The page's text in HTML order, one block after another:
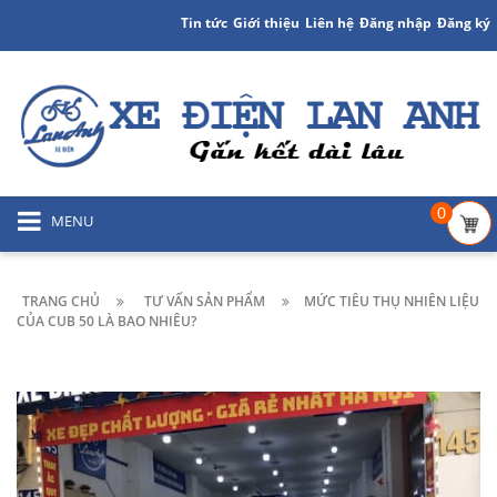
Tin tức Giới thiệu Liên hệ Đăng nhập Đăng ký
MENU 0
TRANG CHỦ TƯ VẤN SẢN PHẨM
MỨC TIÊU THỤ NHIÊN LIỆU
CỦA CUB 50 LÀ BAO NHIÊU?